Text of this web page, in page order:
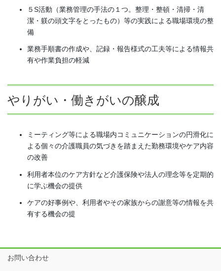
５S活動（業務管理の手法の１つ。整理・整頓・清掃・清
潔・躾の頭文字をとったもの）等の実践による職場環境の整
備
業務手順書の作成や、記録・報告様式の工夫等による情報共
有や作業負担の軽減
やりがい・働きがいの醸成
ミーティング等による職場内コミュニケーションの円滑化に
よる個々の介護職員の気づきを踏まえた勤務環境やケア内容
の改善
利用者本位のケア方針など介護保険や法人の理念等を定期的
に学ぶ機会の提供
ケアの好事例や、利用者やその家族からの謝意等の情報を共
有する機会の提
お問い合わせ